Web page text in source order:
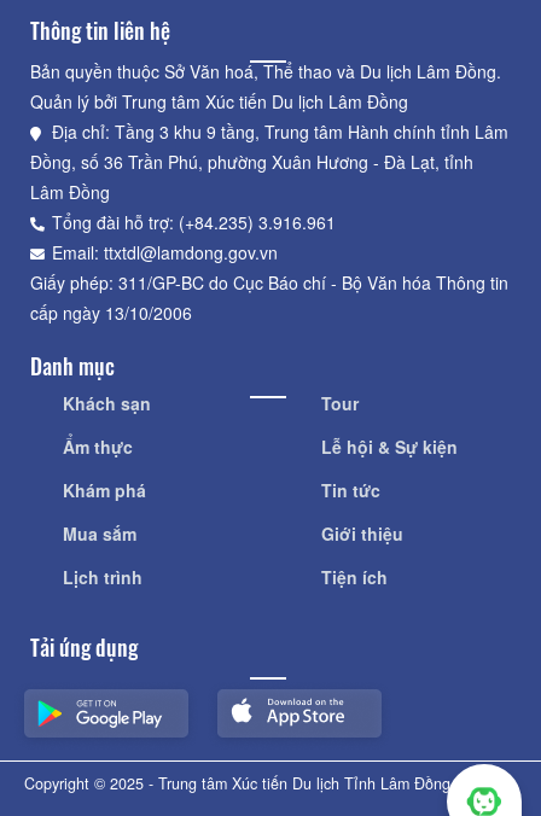
Thông tin liên hệ
Bản quyền thuộc Sở Văn hoá, Thể thao và Du lịch Lâm Đồng.
Quản lý bởi Trung tâm Xúc tiến Du lịch Lâm Đồng
Địa chỉ: Tầng 3 khu 9 tầng, Trung tâm Hành chính tỉnh Lâm
Đồng, số 36 Trần Phú, phường Xuân Hương - Đà Lạt, tỉnh
Lâm Đồng
Tổng đài hỗ trợ: (+84.235) 3.916.961
Email: ttxtdl@lamdong.gov.vn
Giấy phép: 311/GP-BC do Cục Báo chí - Bộ Văn hóa Thông tin
cấp ngày 13/10/2006
Danh mục
Khách sạn
Ẩm thực
Khám phá
Mua sắm
Lịch trình
Tour
Lễ hội & Sự kiện
Tin tức
Giới thiệu
Tiện ích
Tải ứng dụng
Copyright © 2025 - Trung tâm Xúc tiến Du lịch Tỉnh Lâm Đồng